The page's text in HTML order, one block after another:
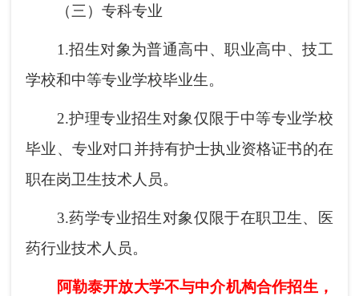
（三）专科专业
1.招生对象为普通高中、职业高中、技工
学校和中等专业学校毕业生。
2.护理专业招生对象仅限于中等专业学校
毕业、专业对口并持有护士执业资格证书的在
职在岗卫生技术人员。
3.药学专业招生对象仅限于在职卫生、医
药行业技术人员。
阿勒泰开放大学不与中介机构合作招生，